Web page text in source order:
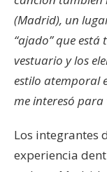
(Madrid), un
“ajado” que está
vestuario y los
estilo atemporal
me interesó para
Los integrantes
experiencia